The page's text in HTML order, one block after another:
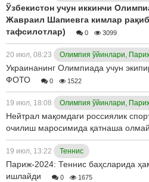
Ўзбекистон учун иккинчи
Жавраил Шапиевга кимлар
тафсилотлар)
0 3099
20 июл, 08:23 Олимпия ўйинлари,
Украинанинг Олимпиада учун
ФОТО
0 1522
19 июл, 18:08 Олимпия ўйинлари,
Нейтрал мақомдаги россиялик
очилиш маросимида қатнаша
19 июл, 13:22 Теннис
Париж-2024: Теннис баҳсларида
ишлайди
0 1675